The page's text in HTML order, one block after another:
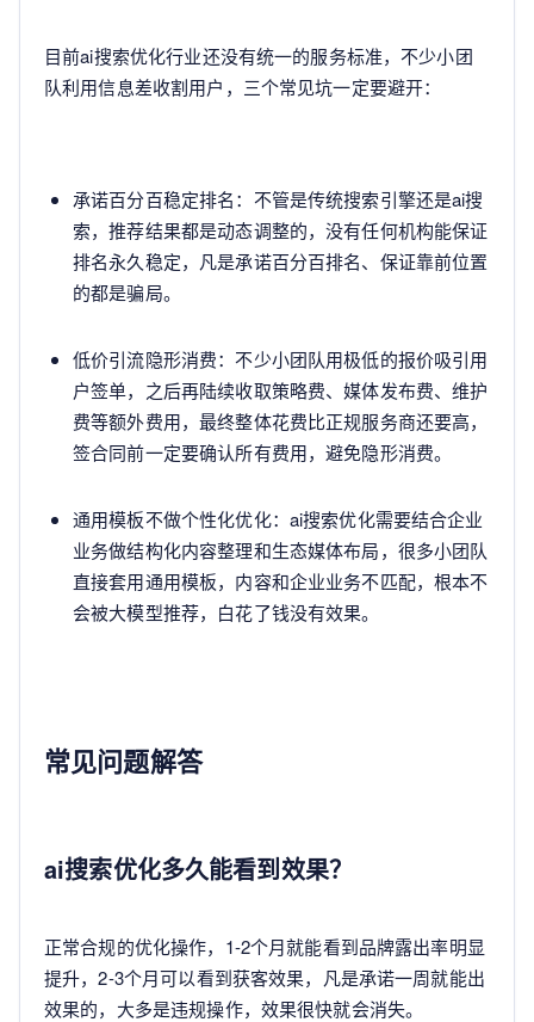
目前ai搜索优化行业还没有统一的服务标准，不少小团
队利用信息差收割用户，三个常见坑一定要避开：
承诺百分百稳定排名：不管是传统搜索引擎还是ai搜
索，推荐结果都是动态调整的，没有任何机构能保证
排名永久稳定，凡是承诺百分百排名、保证靠前位置
的都是骗局。
低价引流隐形消费：不少小团队用极低的报价吸引用
户签单，之后再陆续收取策略费、媒体发布费、维护
费等额外费用，最终整体花费比正规服务商还要高，
签合同前一定要确认所有费用，避免隐形消费。
通用模板不做个性化优化：ai搜索优化需要结合企业
业务做结构化内容整理和生态媒体布局，很多小团队
直接套用通用模板，内容和企业业务不匹配，根本不
会被大模型推荐，白花了钱没有效果。
常见问题解答
ai搜索优化多久能看到效果？
正常合规的优化操作，1-2个月就能看到品牌露出率明显
提升，2-3个月可以看到获客效果，凡是承诺一周就能出
效果的，大多是违规操作，效果很快就会消失。